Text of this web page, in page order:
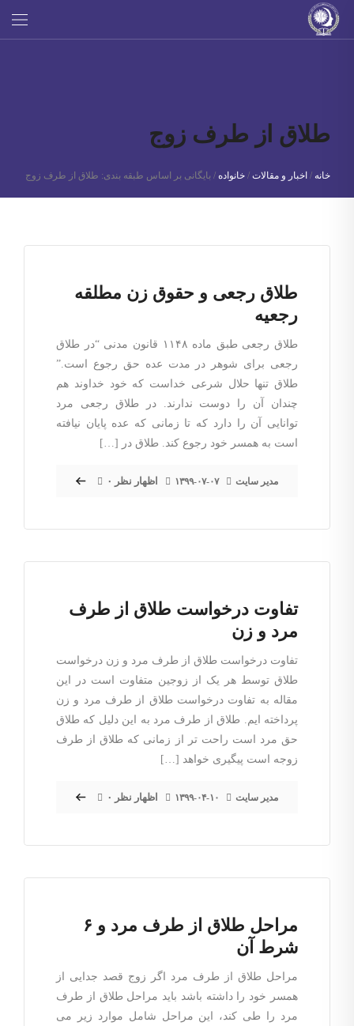
طلاق از طرف زوج
خانه / اخبار و مقالات / خانواده / بایگانی بر اساس طبقه بندی: طلاق از طرف زوج
طلاق رجعی و حقوق زن مطلقه
رجعیه
طلاق رجعی طبق ماده ۱۱۴۸ قانون مدنی “در طلاق
رجعی برای شوهر در مدت عده حق رجوع است.”
طلاق تنها حلال شرعی خداست که خود خداوند هم
چندان آن را دوست ندارند. در طلاق رجعی مرد
توانایی آن را دارد که تا زمانی که عده پایان نیافته
است به همسر خود رجوع کند. طلاق در […]
مدیر سایت ۱۳۹۹-۰۷-۰۷ ۰ اظهار نظر
تفاوت درخواست طلاق از طرف
مرد و زن
تفاوت درخواست طلاق از طرف مرد و زن درخواست
طلاق توسط هر یک از زوجین متفاوت است در این
مقاله به تفاوت درخواست طلاق از طرف مرد و زن
پرداخته ایم. طلاق از طرف مرد به این دلیل که طلاق
حق مرد است راحت تر از زمانی که طلاق از طرف
زوجه است پیگیری خواهد […]
مدیر سایت ۱۳۹۹-۰۴-۱۰ ۰ اظهار نظر
مراحل طلاق از طرف مرد و ۶
شرط آن
مراحل طلاق از طرف مرد اگر زوج قصد جدایی از
همسر خود را داشته باشد باید مراحل طلاق از طرف
مرد را طی کند، این مراحل شامل موارد زیر می